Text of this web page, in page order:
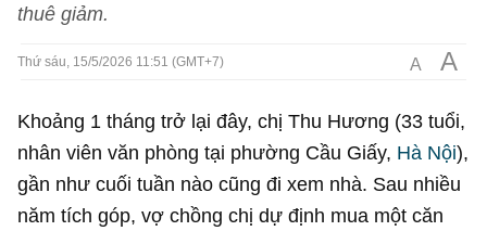
thuê giảm.
Thứ sáu, 15/5/2026 11:51 (GMT+7) A A
Khoảng 1 tháng trở lại đây, chị Thu Hương (33 tuổi,
nhân viên văn phòng tại phường Cầu Giấy, Hà Nội),
gần như cuối tuần nào cũng đi xem nhà. Sau nhiều
năm tích góp, vợ chồng chị dự định mua một căn